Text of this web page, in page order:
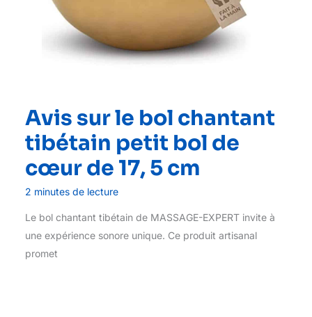
Avis sur le bol chantant
tibétain petit bol de
cœur de 17, 5 cm
2 minutes de lecture
Le bol chantant tibétain de MASSAGE-EXPERT invite à
une expérience sonore unique. Ce produit artisanal
promet